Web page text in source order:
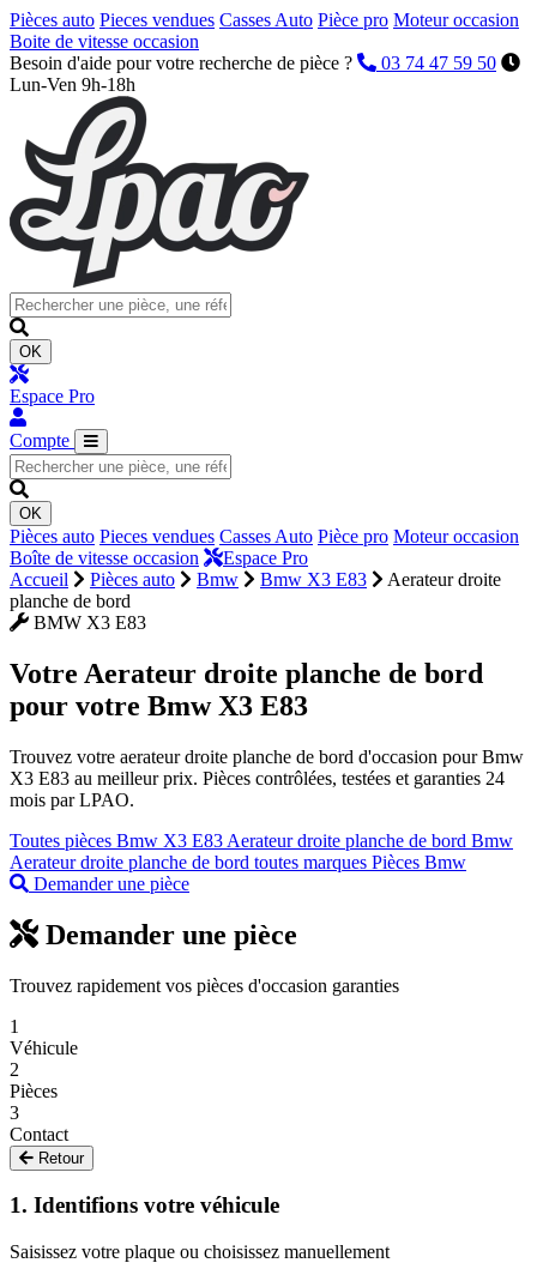
Pièces auto Pieces vendues Casses Auto Pièce pro Moteur occasion
Boite de vitesse occasion
Besoin d'aide pour votre recherche de pièce ?
03 74 47 59 50
Lun-Ven 9h-18h
OK
Espace Pro
Compte
OK
Pièces auto Pieces vendues Casses Auto Pièce pro Moteur occasion
Boîte de vitesse occasion
Espace Pro
Accueil
Pièces auto Bmw Bmw X3 E83
Aerateur droite
planche de bord
BMW X3 E83
Votre Aerateur droite planche de bord
pour votre Bmw X3 E83
Trouvez votre aerateur droite planche de bord d'occasion pour Bmw
X3 E83 au meilleur prix. Pièces contrôlées, testées et garanties 24
mois par LPAO.
Toutes pièces Bmw X3 E83 Aerateur droite planche de bord Bmw
Aerateur droite planche de bord toutes marques Pièces Bmw
Demander une pièce
Demander une pièce
Trouvez rapidement vos pièces d'occasion garanties
1
Véhicule
2
Pièces
3
Contact
Retour
1. Identifions votre véhicule
Saisissez votre plaque ou choisissez manuellement